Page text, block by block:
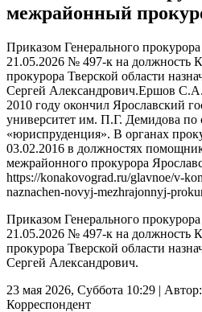
межрайонный
Приказом Генерального
21.05.2026 № 497-к на должность
прокурора Тверской области
Сергей Александрович.Ершов
2010 году окончил Ярославский
университет им. П.Г. Демидова по
«юриспруденция». В органах
03.02.2016 в должностях
межрайонного прокурора
https://konakovograd.ru/glavnoe/v-
naznachen-novyj-mezhrajonnyj-
Приказом Генерального
21.05.2026 № 497-к на должность
прокурора Тверской области
Сергей Александрович.
23 мая 2026, Суббота 10:29 | Автор:
Корреспондент